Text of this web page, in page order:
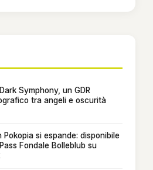
Symphony, un GDR
tra angeli e oscurità
Pokopia si espande: disponibile
Fondale Bolleblub su